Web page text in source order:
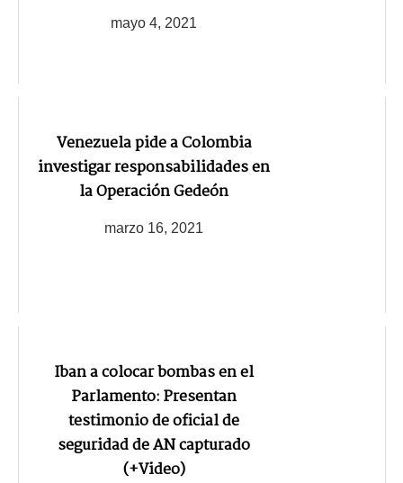
mayo 4, 2021
Venezuela pide a Colombia
investigar responsabilidades en
la Operación Gedeón
marzo 16, 2021
Iban a colocar bombas en el
Parlamento: Presentan
testimonio de oficial de
seguridad de AN capturado
(+Video)